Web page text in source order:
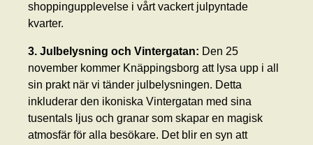
shoppingupplevelse i vårt vackert julpyntade
kvarter.
3. Julbelysning och Vintergatan: Den 25
november kommer Knäppingsborg att lysa upp i all
sin prakt när vi tänder julbelysningen. Detta
inkluderar den ikoniska Vintergatan med sina
tusentals ljus och granar som skapar en magisk
atmosfär för alla besökare. Det blir en syn att